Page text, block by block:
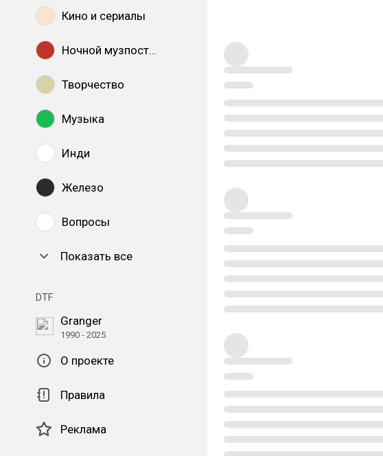
Кино и сериалы
Ночной музпостинг
Творчество
Музыка
Инди
Железо
Вопросы
Показать все
DTF
Granger
1990 - 2025
О проекте
Правила
Реклама